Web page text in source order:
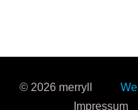
© 2026 merryll
Impressum